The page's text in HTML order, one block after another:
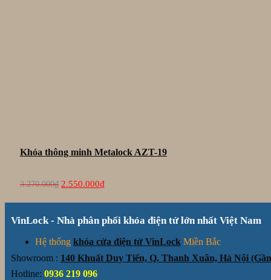
Khóa thông minh Metalock AZT-19
3.270.000₫
Giá
gốc
2.550.000₫Giá
hiện
2.550.000₫.
VinLock - Nhà phân phối khóa điện tử lớn nhất Việt Nam
Hệ thống khóa cửa điện tử VinLock Miền Bắc
Showroom : 140 Khuất Duy Tiến, Q. Thanh Xuân, Hà Nội
Hotline: 0936 219 096